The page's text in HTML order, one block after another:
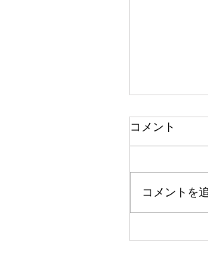
中高生陸
コメント
コメントを